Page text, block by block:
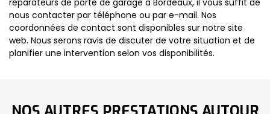
réparateurs de porte de garage à Bordeaux, il vous suffit de
nous contacter par téléphone ou par e-mail. Nos
coordonnées de contact sont disponibles sur notre site
web. Nous serons ravis de discuter de votre situation et de
planifier une intervention selon vos disponibilités.